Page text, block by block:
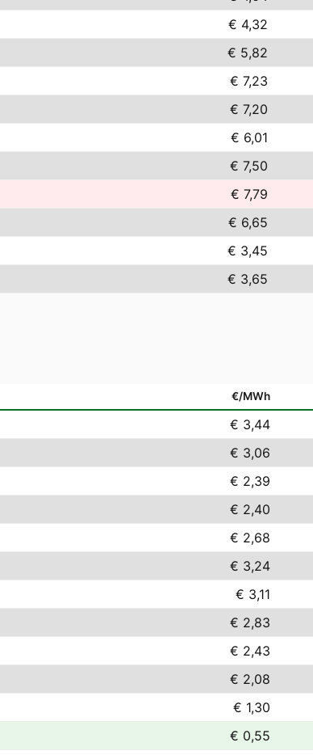
€ 4,32
€ 5,82
€ 7,23
€ 7,20
€ 6,01
€ 7,50
€ 7,79
€ 6,65
€ 3,45
€ 3,65
€/MWh
€ 3,44
€ 3,06
€ 2,39
€ 2,40
€ 2,68
€ 3,24
€ 3,11
€ 2,83
€ 2,43
€ 2,08
€ 1,30
€ 0,55